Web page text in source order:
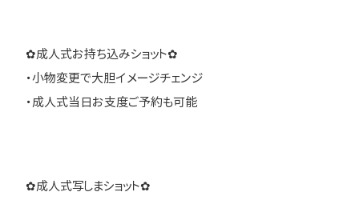
✿成人式お持ち込みショット✿
・小物変更で大胆イメージチェンジ
・成人式当日お支度ご予約も可能
✿成人式写しまショット✿